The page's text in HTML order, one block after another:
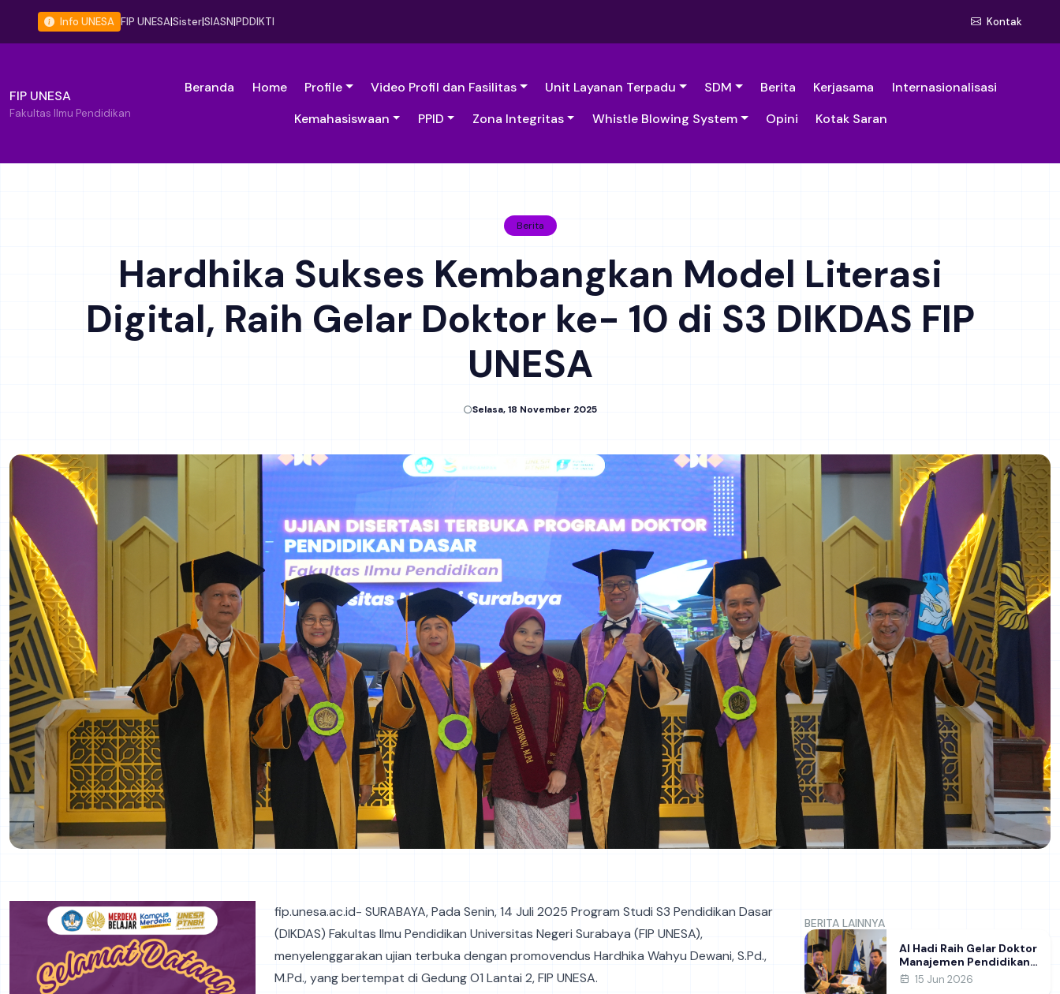
Info UNESA FIP UNESA|Sister|SIASN|PDDIKTI Kontak
FIP UNESA
Fakultas Ilmu Pendidikan
Beranda Home Profile Video Profil dan Fasilitas Unit Layanan Terpadu SDM Berita Kerjasama
Internasionalisasi
Kemahasiswaan
PPID Zona Integritas Whistle Blowing System Opini Kotak Saran
Berita
Hardhika Sukses Kembangkan Model Literasi
Digital, Raih Gelar Doktor ke- 10 di S3 DIKDAS FIP
UNESA
Selasa, 18 November 2025
fip.unesa.ac.id- SURABAYA, Pada Senin, 14 Juli 2025 Program Studi S3 Pendidikan Dasar
(DIKDAS) Fakultas Ilmu Pendidikan Universitas Negeri Surabaya (FIP UNESA),
menyelenggarakan ujian terbuka dengan promovendus Hardhika Wahyu Dewani, S.Pd.,
M.Pd., yang bertempat di Gedung O1 Lantai 2, FIP UNESA.
BERITA LAINNYA
Al Hadi Raih Gelar Doktor
Manajemen Pendidikan
FIP UNESA melalui Riset
15 Jun 2026